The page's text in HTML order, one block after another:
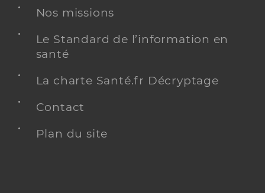
Nos missions
Le Standard de l’information en
santé
La charte Santé.fr Décryptage
Contact
Plan du site